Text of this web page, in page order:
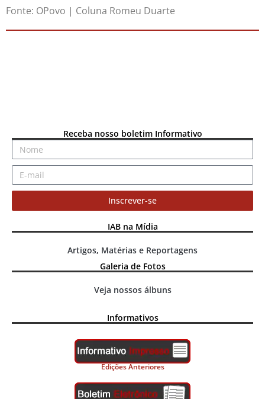
Fonte: OPovo | Coluna Romeu Duarte
Receba nosso boletim Informativo
Inscrever-se
IAB na Mídia
Artigos, Matérias e Reportagens
Galeria de Fotos
Veja nossos álbuns
Informativos
Edições Anteriores